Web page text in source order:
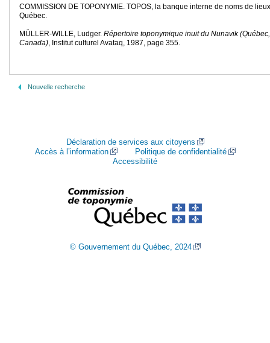
COMMISSION DE TOPONYMIE. TOPOS, la banque interne de noms de
Québec.
MÜLLER-WILLE, Ludger. Répertoire toponymique inuit du Nunavik (Québec,
Canada), Institut culturel Avataq, 1987, page 355.
Nouvelle recherche
Déclaration de services aux citoyens
Accès à l’information
Politique de confidentialité
Accessibilité
© Gouvernement du Québec, 2024